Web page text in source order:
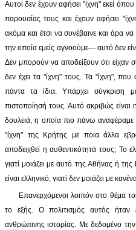
Αυτοί δεν έχουν αφήσει "ίχνη" εκεί
παρουσίας τους και έχουν αφήσει
ακόμα και έτσι να συνέβαινε και άρα
την οποία εμείς αγνοούμε— αυτό δεν
Δεν μπορούν να αποδείξουν ότι είχαν
δεν έχει τα "ίχνη" τους. Τα "ίχνη", που
πάντα τα ίδια. Υπάρχει σύγκριση
πιστοποίησή τους. Αυτό ακριβώς είναι
δουλειά, η οποία πιο πάνω αναφέραμε
"ίχνη" της Κρήτης με ποια άλλα
αποδειχθεί η αυθεντικότητά τους; Το
γιατί μοιάζει με αυτό της Αθήνας ή
είναι ελληνικό, γιατί δεν μοιάζει με
Επανερχόμενοι λοιπόν στο θέμα
το εξής. Ο πολιτισμός αυτός ήταν
ανθρώπινης ιστορίας. Με δεδομένο